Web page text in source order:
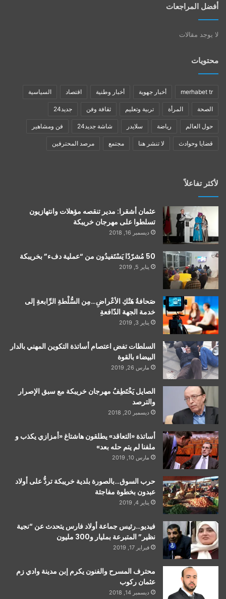
أفضل المراجعات
لا يوجد مقالات
محتويات
merhabet tr أخبار جهوية أخبار وطنية اقتصاد السياسية
الصحة المرأة تربية وتعليم ثقافة وفن جديد24
حول العالم رياضة سلايدر شاشة جديد24 فن ومشاهير
قضايا وحوادث لا تنشر هنا مجتمع مرصد المحترفين
لأكثر تفاعلاً
عثمان أشقرا: مدير تنقصه مؤهلات وانتهازيون
تسلطوا على مهرجان خريبكة
ديسمبر 16, 2018
50 مُشرّدًا يَسْتَفيدُون من “عملية دفء” بخريبكة
يناير 5, 2019
صَحافةُ هَتْكِ الأعْراضِ…مِن السُّلْطةِ الرِّابعةِ إلى
خدمة الجهة الدّافعةِ
يناير 3, 2019
السلطات تفض اعتصام أساتذة التكوين المهني بالدار
البيضاء بالقوة
مارس 26, 2019
الصايل يَخْتَطِفُ مهرجان خريبكة مع سبق الإصرار
والترصد
ديسمبر 20, 2018
أساتذة «التعاقد» يطلقون هاشتاغ «أمزازي يكذب و
ملفنا لم يتم حله بعد»
مارس 10, 2019
حرب السوق…بالصورة بلدية خريبكة تردُّ على أولاد
عبدون بخطوة مفاجئة
يناير 4, 2019
فيديو…رئيس جماعة أولاد فارس يتحدث عن “نجية
نظير” المتبرعة بمليار و300 مليون
فبراير 17, 2019
محترف المسرح والفنون يكرم إبن مدينة وادي زم
عثمان ركوب
ديسمبر 14, 2018